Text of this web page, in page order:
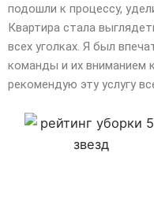
подошли к процессу,
Квартира стала
всех уголках. Я был
команды и их вниманием
рекомендую эту услугу